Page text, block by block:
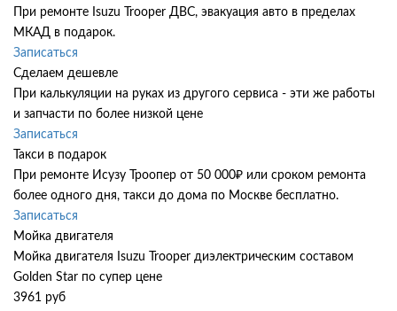
При ремонте Isuzu Trooper ДВС, эвакуация авто в пределах
МКАД в подарок.
Записаться
Сделаем дешевле
При калькуляции на руках из другого сервиса - эти же работы
и запчасти по более низкой цене
Записаться
Такси в подарок
При ремонте Исузу Троопер от 50 000₽ или сроком ремонта
более одного дня, такси до дома по Москве бесплатно.
Записаться
Мойка двигателя
Мойка двигателя Isuzu Trooper диэлектрическим составом
Golden Star по супер цене
3961 руб